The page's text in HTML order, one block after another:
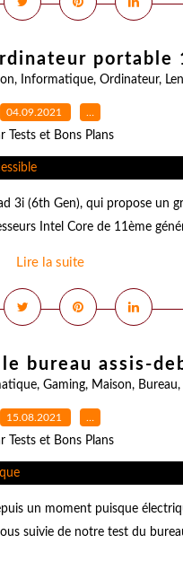
portable
, Informatique, Ordinateur,
04.09.2021 …
Tests et Bons Plans
3i (6th Gen), qui propose un
Intel Core de 11ème
Lire la suite
le bureau assis-
, Gaming, Maison, Bureau,
15.08.2021 …
Tests et Bons Plans
un moment puisque
suivie de notre test du